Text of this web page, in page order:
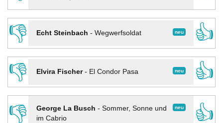
👎
neu
Echt Steinbach - Wegwerfsoldat
👍
👎
neu
Elvira Fischer- El Condor Pasa
👍
👎
neu
George La Busch - Sommer, Sonne und
im Cabrio
👍